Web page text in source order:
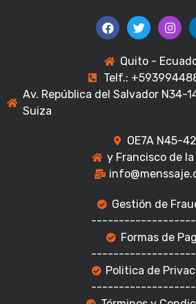
Quito -
Telf.:
Av. República del Salvador N34-
Suiza
OE7A N45-42
y Francisco de
Gestión de
Formas de
Politica de